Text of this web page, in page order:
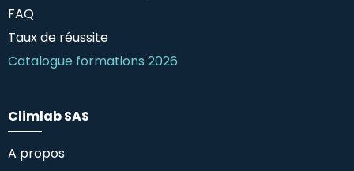
FAQ
Taux de réussite
Catalogue formations 2026
Climlab SAS
A propos